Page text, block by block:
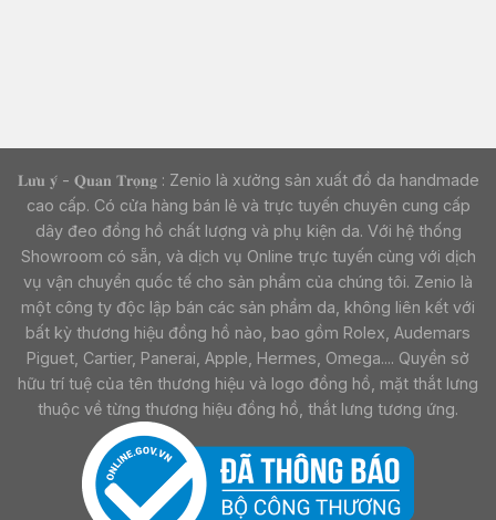
𝐋𝐮̛𝐮 𝐲́ - 𝐐𝐮𝐚𝐧 𝐓𝐫𝐨̣𝐧𝐠 : Zenio là xưởng sản xuất đồ da handmade
cao cấp. Có cửa hàng bán lẻ và trực tuyến chuyên cung cấp
dây đeo đồng hồ chất lượng và phụ kiện da. Với hệ thống
Showroom có sẵn, và dịch vụ Online trực tuyến cùng với dịch
vụ vận chuyển quốc tế cho sản phẩm của chúng tôi. Zenio là
một công ty độc lập bán các sản phẩm da, không liên kết với
bất kỳ thương hiệu đồng hồ nào, bao gồm Rolex, Audemars
Piguet, Cartier, Panerai, Apple, Hermes, Omega.... Quyền sở
hữu trí tuệ của tên thương hiệu và logo đồng hồ, mặt thắt lưng
thuộc về từng thương hiệu đồng hồ, thắt lưng tương ứng.